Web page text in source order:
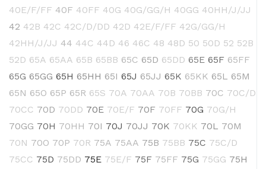
40E/F/FF 40F 40FF 40G 40G/GG/H 40GG 40HH/J/JJ
42 42B 42C 42C/D/DD 42D 42E/F/FF 42G/GG/H
42HH/J/JJ 44 44C 44D 46 46C 48 48D 50 50D 52 52B
52D 65A 65AA 65B 65BB 65C 65D 65DD 65E 65F 65FF
65G 65GG 65H 65HH 65I 65J 65JJ 65K 65KK 65L
65M
65N 65O 65P 65R 65S 70A 70AA 70B 70BB 70C 70C/D
70CC 70D 70DD 70E 70E/F 70F 70FF 70G 70G/H
70GG 70H 70HH 70I 70J 70JJ 70K 70KK 70L
70M
70N 70O 70P 70R 75A 75AA 75B 75BB 75C 75C/D
75CC 75D 75DD 75E 75E/F 75F 75FF 75G 75GG 75H